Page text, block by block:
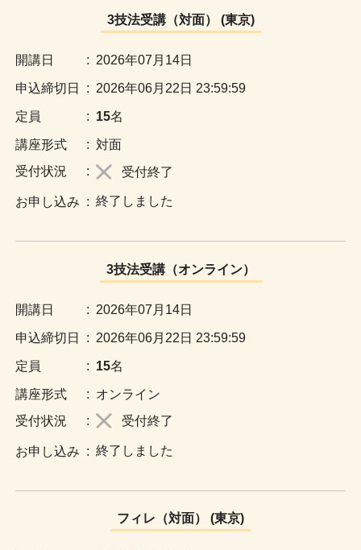
3技法受講（対面） (東京)
: 2026年07月14日
: 2026年06月22日 23:59:59
: 15名
: 対面
:
受付終了
: 終了しました
3技法受講（オンライン）
: 2026年07月14日
: 2026年06月22日 23:59:59
: 15名
: オンライン
:
受付終了
: 終了しました
フィレ（対面） (東京)